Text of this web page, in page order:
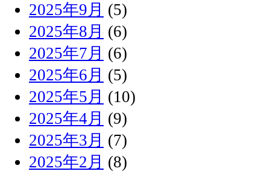
2025年9月 (5)
2025年8月 (6)
2025年7月 (6)
2025年6月 (5)
2025年5月 (10)
2025年4月 (9)
2025年3月 (7)
2025年2月 (8)